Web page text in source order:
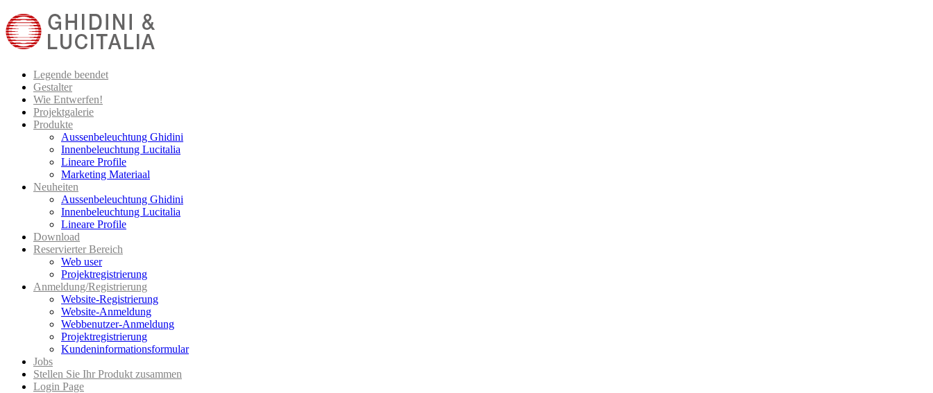
Legende beendet
Gestalter
Wie Entwerfen!
Projektgalerie
Produkte
Aussenbeleuchtung Ghidini
Innenbeleuchtung Lucitalia
Lineare Profile
Marketing Materiaal
Neuheiten
Aussenbeleuchtung Ghidini
Innenbeleuchtung Lucitalia
Lineare Profile
Download
Reservierter Bereich
Web user
Projektregistrierung
Anmeldung/Registrierung
Website-Registrierung
Website-Anmeldung
Webbenutzer-Anmeldung
Projektregistrierung
Kundeninformationsformular
Jobs
Stellen Sie Ihr Produkt zusammen
Login Page